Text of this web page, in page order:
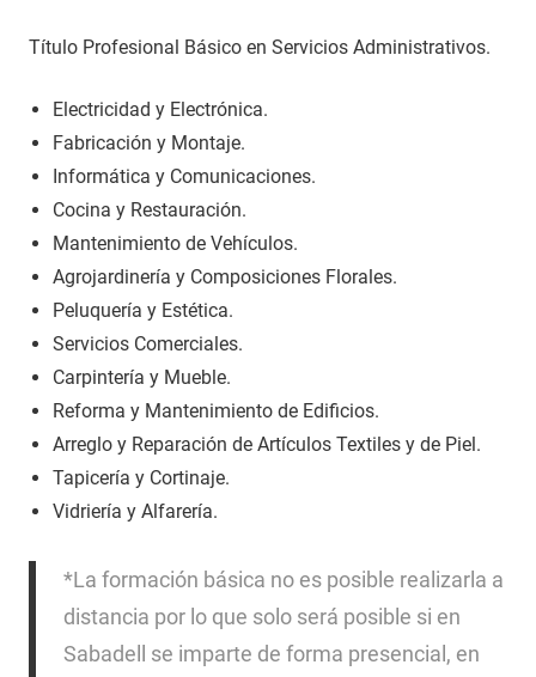
Título Profesional Básico en Servicios Administrativos.
Electricidad y Electrónica.
Fabricación y Montaje.
Informática y Comunicaciones.
Cocina y Restauración.
Mantenimiento de Vehículos.
Agrojardinería y Composiciones Florales.
Peluquería y Estética.
Servicios Comerciales.
Carpintería y Mueble.
Reforma y Mantenimiento de Edificios.
Arreglo y Reparación de Artículos Textiles y de Piel.
Tapicería y Cortinaje.
Vidriería y Alfarería.
*La formación básica no es posible realizarla a
distancia por lo que solo será posible si en
Sabadell se imparte de forma presencial, en